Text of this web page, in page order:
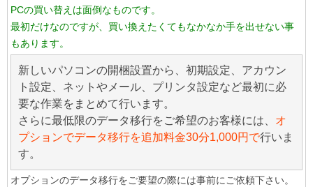
PCの買い替えは面倒なものです。
最初だけなのですが、買い換えたくてもなかなか手を出せない事
もあります。
新しいパソコンの開梱設置から、初期設定、アカウン
ト設定、ネットやメール、プリンタ設定など最初に必
要な作業をまとめて行います。
さらに最低限のデータ移行をご希望のお客様には、 オ
プションでデータ移行を追加料金30分1,000円で行いま
す。
オプションのデータ移行をご要望の際には事前にご依頼下さい。